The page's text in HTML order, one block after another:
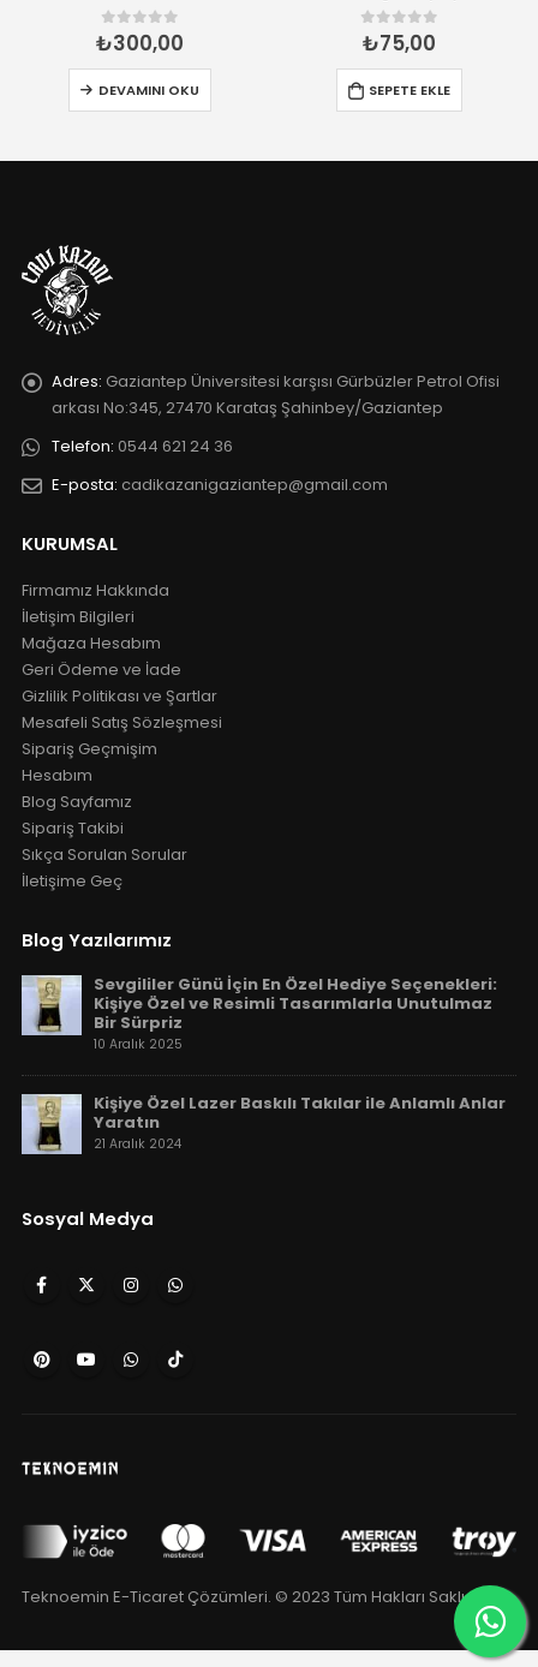
0 5 üzerinden
₺300,00
DEVAMINI OKU
05 üzerinden
₺75,00
SEPETE EKLE
Adres: Gaziantep Üniversitesi karşısı Gürbüzler Petrol Ofisi
arkası No:345, 27470 Karataş Şahinbey/Gaziantep
Telefon: 0544 621 24 36
E-posta: cadikazanigaziantep@gmail.com
KURUMSAL
Firmamız Hakkında
İletişim Bilgileri
Mağaza Hesabım
Geri Ödeme ve İade
Gizlilik Politikası ve Şartlar
Mesafeli Satış Sözleşmesi
Sipariş Geçmişim
Hesabım
Blog Sayfamız
Sipariş Takibi
Sıkça Sorulan Sorular
İletişime Geç
Blog Yazılarımız
Sevgililer Günü İçin En Özel Hediye Seçenekleri:
Kişiye Özel ve Resimli Tasarımlarla Unutulmaz
Bir Sürpriz
10 Aralık 2025
Kişiye Özel Lazer Baskılı Takılar ile Anlamlı Anlar
Yaratın
21 Aralık 2024
Sosyal Medya
Teknoemin E-Ticaret Çözümleri. © 2023 Tüm Hakları Saklıdır